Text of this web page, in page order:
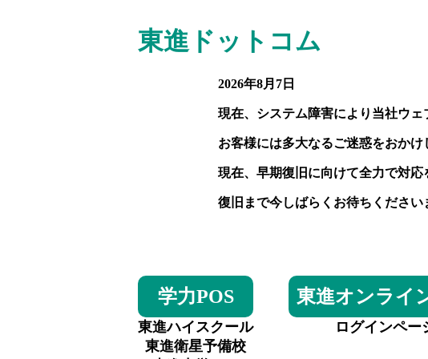
東進ドットコム
2026年8月7日
現在、システム障害により当社ウェ
お客様には多大なるご迷惑をおかけ
現在、早期復旧に向けて全力で対応
復旧まで今しばらくお待ちください
学力POS
東進ハイスクール
東進衛星予備校
東進オンライ
ログインペー